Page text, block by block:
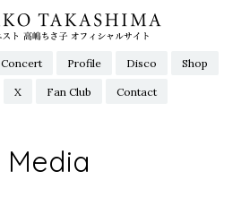
Concert Profile Disco Shop
X Fan Club Contact
Media